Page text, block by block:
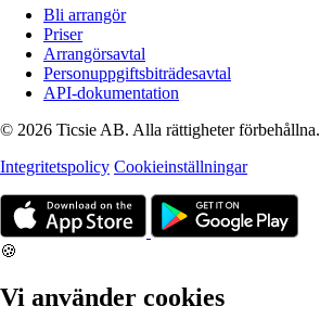
Bli arrangör
Priser
Arrangörsavtal
Personuppgiftsbiträdesavtal
API-dokumentation
© 2026 Ticsie AB. Alla rättigheter förbehållna.
Integritetspolicy Cookieinställningar
🍪
Vi använder cookies